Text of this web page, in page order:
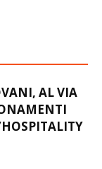
AL VIA